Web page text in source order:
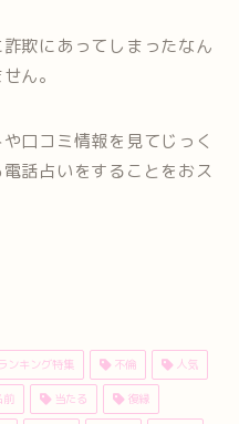
欺にあってしまったなん
ん。
口コミ情報を見てじっく
話占いをすることをおス
ンキング特集 不倫 人気
当たる 復縁